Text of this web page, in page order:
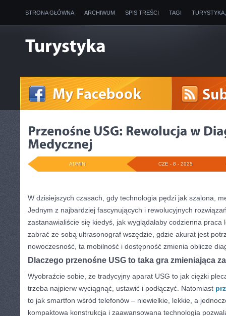
STRONA GŁÓWNA ARCHIWUM SPIS TREŚCI TAGI
CZE - 8 - 2025
ADMIN
W dzisiejszych czasach, gdy technologia pędzi jak szalona,
Jednym z najbardziej fascynujących i rewolucyjnych
zastanawialiście się kiedyś, jak wyglądałaby codzienna praca
zabrać ze sobą ultrasonograf wszędzie, gdzie akurat jest
nowoczesność, ta mobilność i dostępność zmienia oblicze
Dlaczego przenośne USG to taka gra zmieniająca
Wyobraźcie sobie, że tradycyjny aparat USG to jak ciężki
trzeba najpierw wyciągnąć, ustawić i podłączyć. Natomiast
to jak smartfon wśród telefonów – niewielkie, lekkie, a
kompaktowa konstrukcja i zaawansowana technologia